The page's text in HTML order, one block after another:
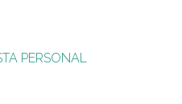
PERSONAL